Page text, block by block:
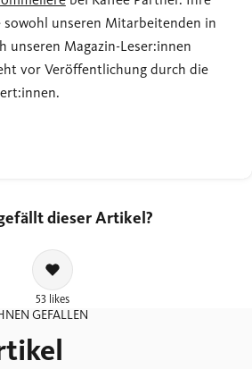
sowohl unseren Mitarbeitenden in
unseren Magazin-Leser:innen
vor Veröffentlichung durch die
dieser Artikel?
53 likes
GEFALLEN